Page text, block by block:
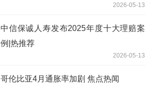
2026-05-13
中信保诚人寿发布2025年度十大理赔案
例|热推荐
2026-05-13
哥伦比亚4月通胀率加剧 焦点热闻